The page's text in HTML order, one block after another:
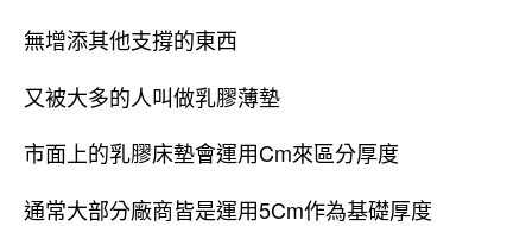
無增添其他支撐的東西
又被大多的人叫做乳膠薄墊
市面上的乳膠床墊會運用Cm來區分厚度
通常大部分廠商皆是運用5Cm作為基礎厚度